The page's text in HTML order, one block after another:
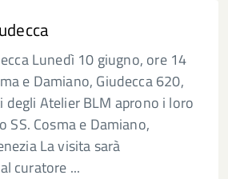
Lunedì 10 giugno, ore 14
e Damiano, Giudecca 620,
degli Atelier BLM aprono i loro
SS. Cosma e Damiano,
La visita sarà
curatore ...